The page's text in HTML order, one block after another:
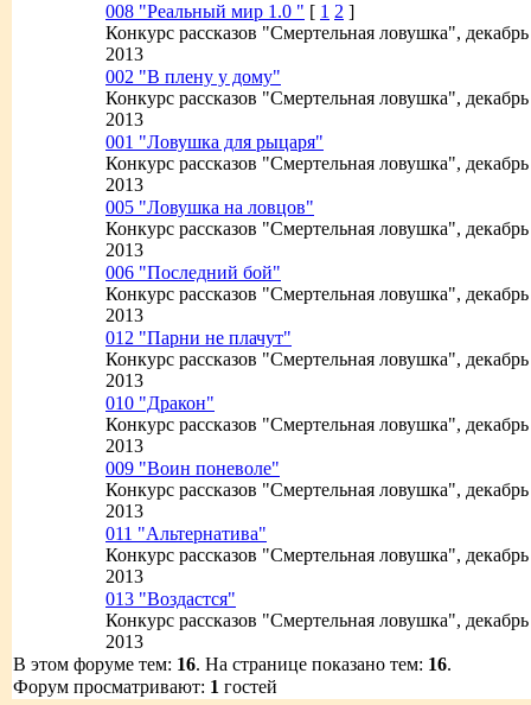
008 "Реальный мир 1.0 " [ 1 2 ]
Конкурс рассказов "Смертельная ловушка", декабрь
2013
002 "В плену у дому"
Конкурс рассказов "Смертельная ловушка", декабрь
2013
001 "Ловушка для рыцаря"
Конкурс рассказов "Смертельная ловушка", декабрь
2013
005 "Ловушка на ловцов"
Конкурс рассказов "Смертельная ловушка", декабрь
2013
006 "Последний бой"
Конкурс рассказов "Смертельная ловушка", декабрь
2013
012 "Парни не плачут"
Конкурс рассказов "Смертельная ловушка", декабрь
2013
010 "Дракон"
Конкурс рассказов "Смертельная ловушка", декабрь
2013
009 "Воин поневоле"
Конкурс рассказов "Смертельная ловушка", декабрь
2013
011 "Альтернатива"
Конкурс рассказов "Смертельная ловушка", декабрь
2013
013 "Воздастся"
Конкурс рассказов "Смертельная ловушка", декабрь
2013
В этом форуме тем: 16. На странице показано тем: 16.
Форум просматривают: 1 гостей